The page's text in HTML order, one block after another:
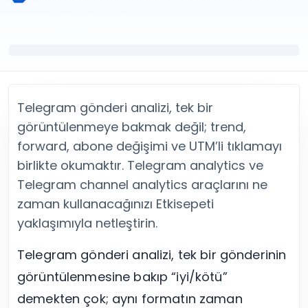
Tümünü Gör
YouTube
YouTube Abone Satın Al
YouTube Beğeni Satın Al
YouTube İzlenme Satın Al
YouTube Yorum Satın Al
Tümünü Gör
Facebook
Facebook Beğeni Satın Al
Facebook Takipçi Satın Al
Facebook Yorum Satın Al
Facebook Video İzlenme Satın Al
Tümünü Gör
Facebook Araçları
LinkedIn Araçları
Spotify Araçları
Telegram Araçları
Twitch Araçları
SoundCloud Araçları
Snapchat Araçları
Tümünü Gör
Telegram gönderi analizi, tek bir
görüntülenmeye bakmak değil; trend,
forward, abone değişimi ve UTM’li tıklamayı
birlikte okumaktır. Telegram analytics ve
Telegram channel analytics araçlarını ne
zaman kullanacağınızı Etkisepeti
yaklaşımıyla netleştirin.
Telegram gönderi analizi, tek bir gönderinin
görüntülenmesine bakıp “iyi/kötü”
demekten çok; aynı formatın zaman